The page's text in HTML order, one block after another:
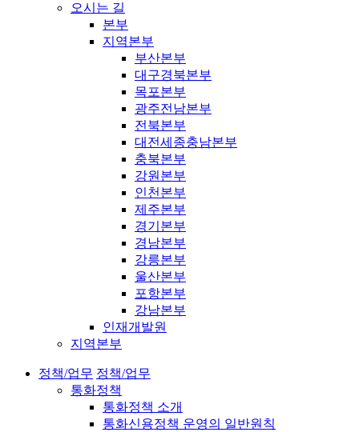
오시는 길
본부
지역본부
부산본부
대구경북본부
목포본부
광주전남본부
전북본부
대전세종충남본부
충북본부
강원본부
인천본부
제주본부
경기본부
경남본부
강릉본부
울산본부
포항본부
강남본부
인재개발원
지역본부
정책/업무 정책/업무
통화정책
통화정책 소개
통화신용정책 운영의 일반원칙